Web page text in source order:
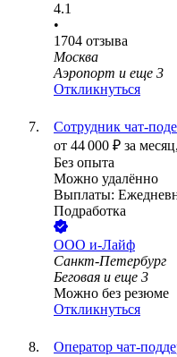
4.1
•
1704 отзыва
Москва
Аэропорт и еще 3
Откликнуться
Сотрудник чат-
от 44 000 ₽ за месяц,
Без опыта
Можно удалённо
Выплаты:
Подработка
ООО и-Лайф
Санкт-Петербург
Беговая и еще 3
Можно без резюме
Откликнуться
Оператор чат-